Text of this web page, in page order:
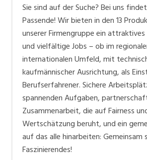
Sie sind auf der Suche? Bei uns
Passende! Wir bieten in den 13
unserer Firmengruppe ein
und vielfältige Jobs – ob im
internationalen Umfeld, mit
kaufmännischer Ausrichtung, als
Berufserfahrener. Sichere
spannenden Aufgaben,
Zusammenarbeit, die auf Fairness
Wertschätzung beruht, und ein
auf das alle hinarbeiten:
Faszinierendes!